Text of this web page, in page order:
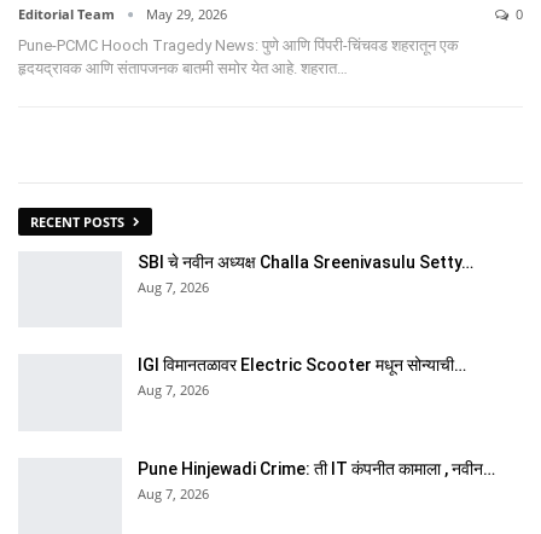
Editorial Team May 29, 2026
0
Pune-PCMC Hooch Tragedy News: पुणे आणि पिंपरी-चिंचवड शहरातून एक
हृदयद्रावक आणि संतापजनक बातमी समोर येत आहे. शहरात…
RECENT POSTS
SBI चे नवीन अध्यक्ष Challa Sreenivasulu Setty…
Aug 7, 2026
IGI विमानतळावर Electric Scooter मधून सोन्याची…
Aug 7, 2026
Pune Hinjewadi Crime: ती IT कंपनीत कामाला , नवीन…
Aug 7, 2026